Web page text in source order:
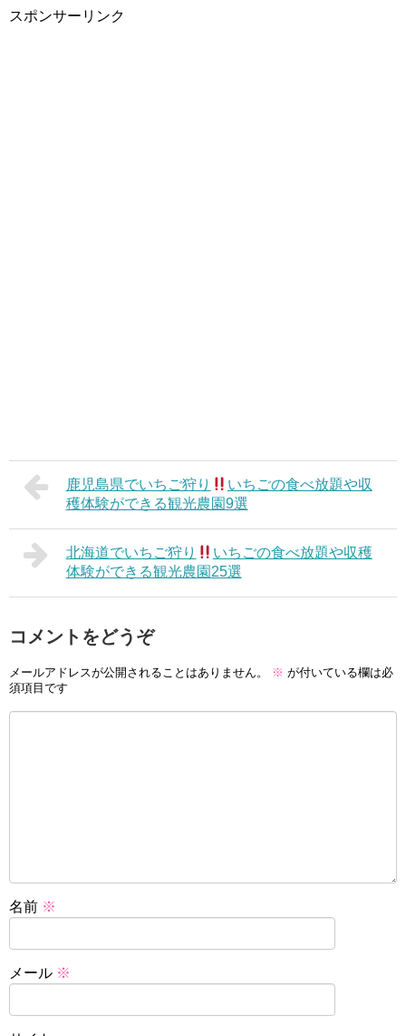
スポンサーリンク
鹿児島県でいちご狩り
いちごの食べ放題や収
穫体験ができる観光農園9選
北海道でいちご狩り
いちごの食べ放題や収穫
体験ができる観光農園25選
コメントをどうぞ
メールアドレスが公開されることはありません。 ※ が付いている欄は必
須項目です
名前 ※
メール ※